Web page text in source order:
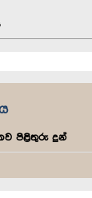
පිළිතුරු දුන්